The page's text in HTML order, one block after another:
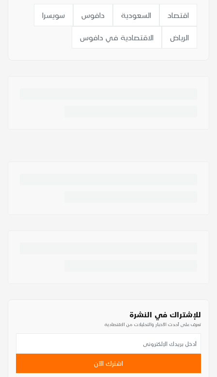
اقتصاد السعودية دافوس سويسرا
الرياض الاقتصادية في دافوس
للإشتراك في النشرة
تعرف على أحدث الأخبار والتحليلات من الاقتصادية
اشترك الآن